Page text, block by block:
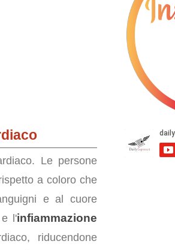
Le persone
a coloro che
e al cuore
l'infiammazione
riducendone